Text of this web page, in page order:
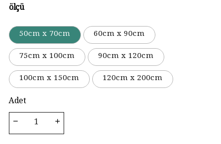
ölçü
50cm x 70cm
60cm x 90cm
75cm x 100cm
90cm x 120cm
100cm x 150cm
120cm x 200cm
Adet